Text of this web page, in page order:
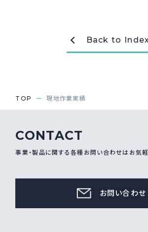
Back to
TOP 現地作業実績
CONTACT
事業・製品に関する各種お問い合わせはお気
お問い合わせ